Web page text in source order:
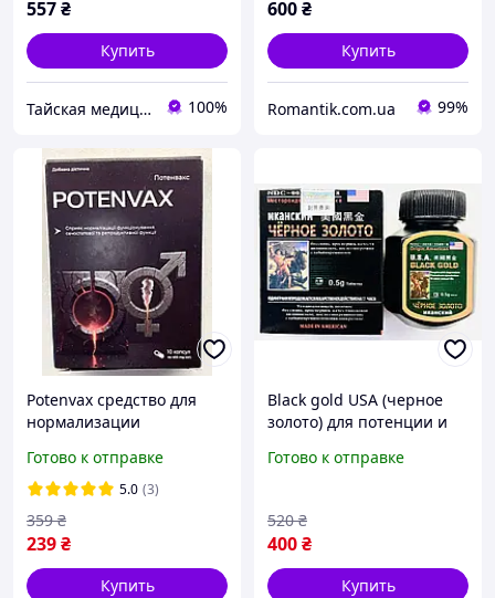
557₴
Купить
Тайская медицина Erawadee Украина 100%
600₴
Купить
Romantik.com.ua 99%
Potenvax средство для
нормализации
мужской силы (Потенвакс)
Готово к отправке
5.0 (3)
239₴
359 ₴
Купить
Black gold USA (черное
золото) для потенции и
нормального уровня
Готово к отправке
400₴
520 ₴
Купить